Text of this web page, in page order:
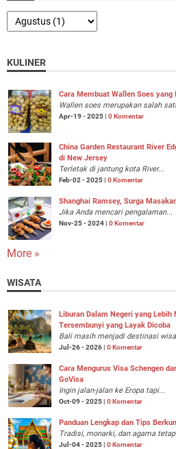
KULINER
Cara Membuat Wallen Soes
Wallen soes merupakan salah
Apr-19 - 2025 | 0 Komentar
China Garden Restaurant River
di New Jersey
Terletak di jantung kota River...
Feb-02 - 2025 | 0 Komentar
Shanghai Ramsey, Surga
Jika Anda mencari pengalaman...
Nov-25 - 2024 | 0 Komentar
More »
WISATA
Liburan Dalam Negeri yang
Tersembunyi yang Layak Dicoba
Bali masih menjadi destinasi
Jul-26 - 2026 | 0 Komentar
Cara Mengurus Visa Schengen
GoVisa
Ingin jalan-jalan ke Eropa tapi...
Oct-09 - 2025 | 0 Komentar
Panduan Lengkap dan Tips
Tradisi, monarki, dan agama
Jul-04 - 2025 | 0 Komentar